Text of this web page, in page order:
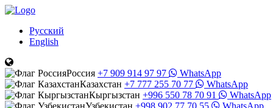
Русский
English
Россия +7 909 914 97 97
WhatsApp
Казахстан +7 777 255 70 77
WhatsApp
Кыргызстан +996 550 78 70 91
WhatsApp
Узбекистан +998 902 77 70 55
WhatsApp